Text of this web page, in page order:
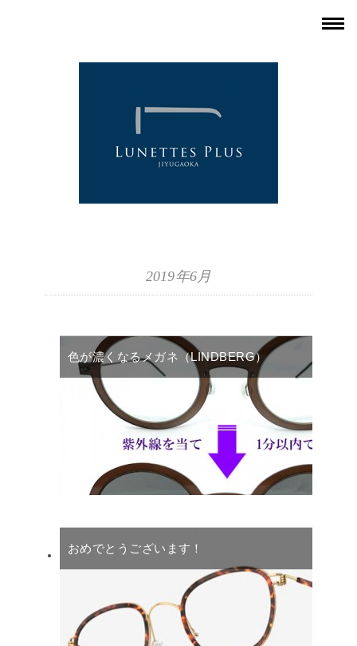
2019年6月
色が濃くなるメガネ（LINDBERG）
おめでとうございます！